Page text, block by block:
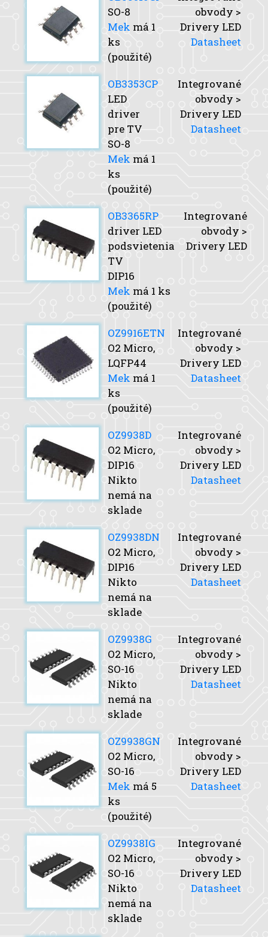
SO-8
Mek má 1
ks
(použité)
obvody >
Drivery LED
Datasheet
OB3353CP
LED
driver
pre TV
SO-8
Mek má 1
ks
(použité)
Integrované
obvody >
Drivery LED
Datasheet
OB3365RP
driver LED
podsvietenia
TV
DIP16
Mek má 1 ks
(použité)
Integrované
obvody >
Drivery LED
OZ9916ETN
O2 Micro,
LQFP44
Mek má 1
ks
(použité)
Integrované
obvody >
Drivery LED
Datasheet
OZ9938D
O2 Micro,
DIP16
Nikto
nemá na
sklade
Integrované
obvody >
Drivery LED
Datasheet
OZ9938DN
O2 Micro,
DIP16
Nikto
nemá na
sklade
Integrované
obvody >
Drivery LED
Datasheet
OZ9938G
O2 Micro,
SO-16
Nikto
nemá na
sklade
Integrované
obvody >
Drivery LED
Datasheet
OZ9938GN
O2 Micro,
SO-16
Mek má 5
ks
(použité)
Integrované
obvody >
Drivery LED
Datasheet
OZ9938IG
O2 Micro,
SO-16
Nikto
nemá na
sklade
Integrované
obvody >
Drivery LED
Datasheet